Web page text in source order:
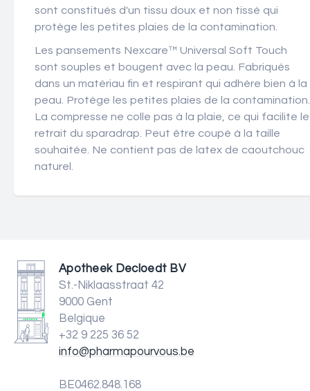
sont constitués d'un tissu doux et non tissé qui
protège les petites plaies de la contamination.
Les pansements Nexcare™ Universal Soft Touch
sont souples et bougent avec la peau. Fabriqués
dans un matériau fin et respirant qui adhère bien à la
peau. Protège les petites plaies de la contamination.
La compresse ne colle pas à la plaie, ce qui facilite le
retrait du sparadrap. Peut être coupé à la taille
souhaitée. Ne contient pas de latex de caoutchouc
naturel.
Apotheek Decloedt BV
St.-Niklaasstraat 42
9000 Gent
Belgique
+32 9 225 36 52
info@pharmapourvous.be
BE0462.848.168